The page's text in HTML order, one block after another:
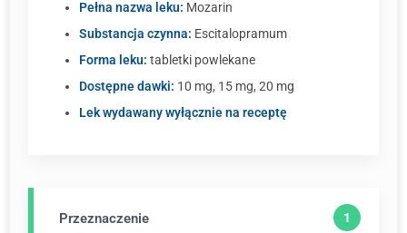
Pełna nazwa leku: Mozarin
Substancja czynna: Escitalopramum
Forma leku: tabletki powlekane
Dostępne dawki: 10 mg, 15 mg, 20 mg
Lek wydawany wyłącznie na receptę
Przeznaczenie